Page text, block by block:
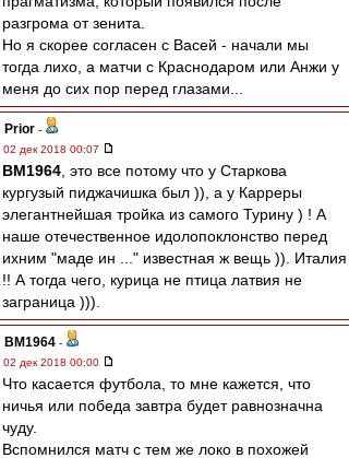
разгрома от зенита.
Но я скорее согласен с Васей - начали мы
тогда лихо, а матчи с Краснодаром или Анжи у
меня до сих пор перед глазами...
Prior -
02 дек 2018 00:07
BM1964 , это все потому что у Старкова
кургузый пиджачишка был )), а у Карреры
элегантнейшая тройка из самого Турину ) ! А
наше отечественное идолопоклонство перед
ихним "маде ин ..." известная ж вещь )). Италия
!! А тогда чего, курица не птица латвия не
заграница ))).
BM1964 -
02 дек 2018 00:00
Что касается футбола, то мне кажется, что
ничья или победа завтра будет равнозначна
чуду.
Вспомнился матч с тем же локо в похожей